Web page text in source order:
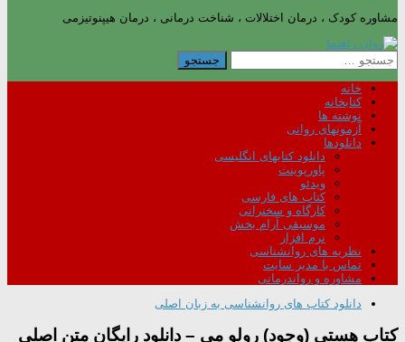
مشاوره کودک ، درمان اختلالات ، شناخت درمانی ، درمان هیپنوتیزمی
جستجو
برای:
خانه
کتابخانه
نوشته ها
آزمونهای روانی
دانلودها
دانلود کتابهای انگلیسی
پاورپوینت
ویدئو
کتاب های فارسی
کارگاه و سخنرانی
موسیقی آرام بخش
نرم افزار
نظریه های روانشناسی
تماس با مدیر سایت
مشاوره و رواندرمانی
دانلود کتاب های روانشناسی به زبان اصلی
کتاب هستی (وجود) رولو می – دانلود رایگان متن اصلی